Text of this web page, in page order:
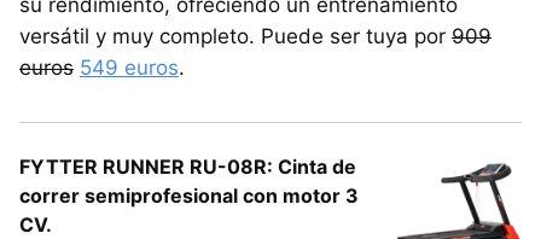
su rendimiento, ofreciendo un entrenamiento
versátil y muy completo. Puede ser tuya por 909
euros 549 euros.
FYTTER RUNNER RU-08R: Cinta de
correr semiprofesional con motor 3
CV.